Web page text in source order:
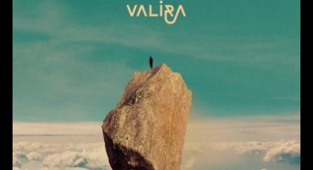
Ecos de Aventura (2019)